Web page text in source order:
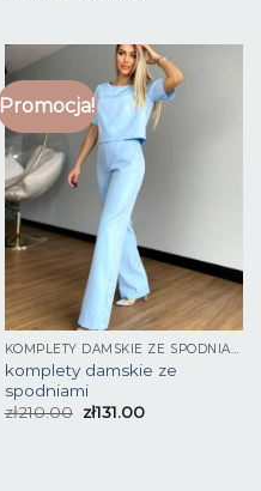
Promocja!
KOMPLETY DAMSKIE ZE SPODNIAMI
komplety damskie ze
spodniami
zł210.00 zł131.00